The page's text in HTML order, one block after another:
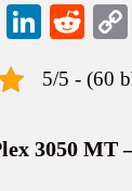
Pi
nt
Li
ed
R
di
5/5 - (60
3050 MT